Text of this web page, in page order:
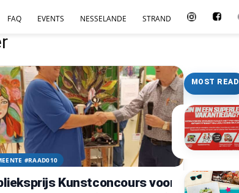
FAQ EVENTS NESSELANDE STRAND
#RAAD010
Kunstconcours voor
MOST READ